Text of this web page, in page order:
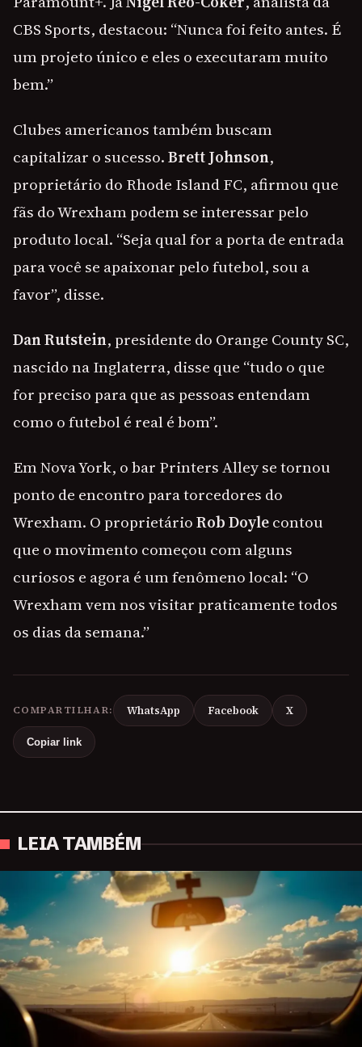
CBS Sports, destacou: “Nunca foi feito antes. É
um projeto único e eles o executaram muito
bem.”
Clubes americanos também buscam
capitalizar o sucesso.Brett Johnson,
proprietário do Rhode Island FC, afirmou que
fãs do Wrexham podem se interessar pelo
produto local. “Seja qual for a porta de entrada
para você se apaixonar pelo futebol, sou a
favor”, disse.
Dan Rutstein, presidente do Orange County SC,
nascido na Inglaterra, disse que “tudo o que
for preciso para que as pessoas entendam
como o futebol é real é bom”.
Em Nova York, o bar Printers Alley se tornou
ponto de encontro para torcedores do
Wrexham. O proprietárioRob Doylecontou
que o movimento começou com alguns
curiosos e agora é um fenômeno local: “O
Wrexham vem nos visitar praticamente todos
os dias da semana.”
COMPARTILHAR: WhatsApp Facebook X
Copiar link
LEIA TAMBÉM